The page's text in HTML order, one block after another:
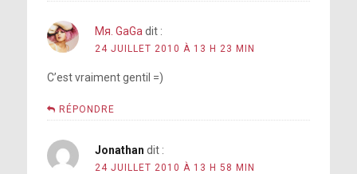
Mя. GaGa dit :
24 JUILLET 2010 À 13 H 23 MIN
C’est vraiment gentil =)
RÉPONDRE
Jonathan dit :
24 JUILLET 2010 À 13 H 58 MIN